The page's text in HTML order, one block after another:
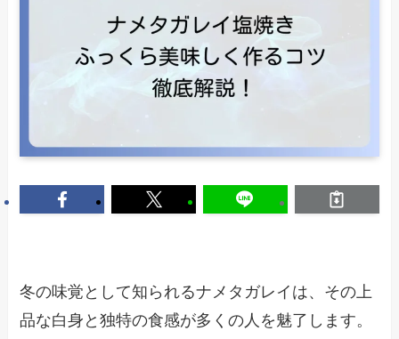
冬の味覚として知られるナメタガレイは、その上
品な白身と独特の食感が多くの人を魅了します。